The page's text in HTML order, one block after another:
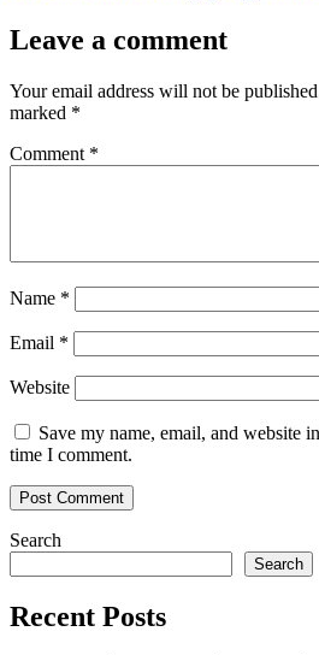
Leave a comment
Your email address will not be
marked *
Comment *
Name *
Email *
Website
Save my name, email, and website
time I comment.
Search
Search
Recent Posts